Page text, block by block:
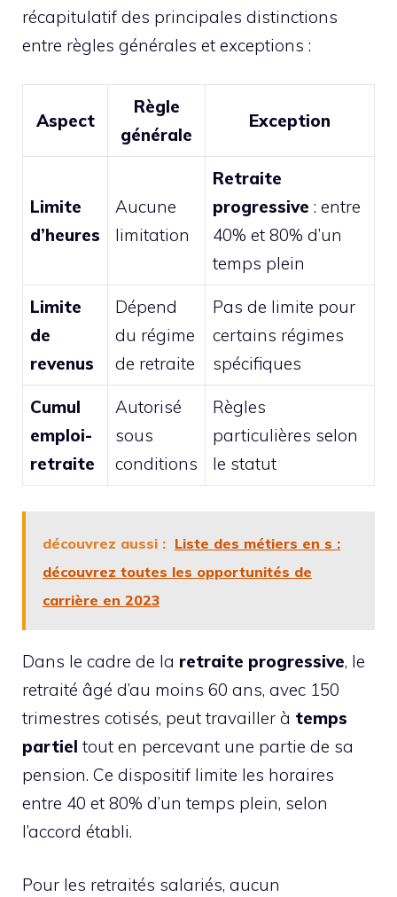
récapitulatif des principales distinctions
entre règles générales et exceptions :
Aspect
Règle
générale
Exception
Limite
d’heures
Aucune
limitation
Retraite
progressive : entre
40% et 80% d’un
temps plein
Limite
de
revenus
Dépend
du régime
de retraite
Pas de limite pour
certains régimes
spécifiques
Cumul
emploi-
retraite
Autorisé
sous
conditions
Règles
particulières selon
le statut
découvrez aussi : Liste des métiers en s :
découvrez toutes les opportunités de
carrière en 2023
Dans le cadre de la retraite progressive, le
retraité âgé d’au moins 60 ans, avec 150
trimestres cotisés, peut travailler à temps
partiel tout en percevant une partie de sa
pension. Ce dispositif limite les horaires
entre 40 et 80% d’un temps plein, selon
l’accord établi.
Pour les retraités salariés, aucun